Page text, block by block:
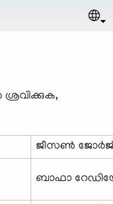
ശ്രവിക്കുക,
ജീസണ്‍
ബാഫാ